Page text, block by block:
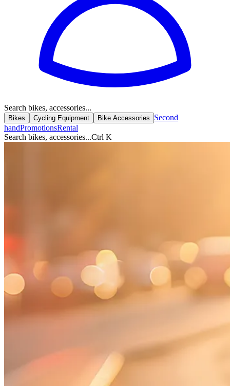
Search bikes, accessories...
Bikes Cycling Equipment Bike Accessories
Second
handPromotionsRental
Search bikes, accessories...Ctrl K